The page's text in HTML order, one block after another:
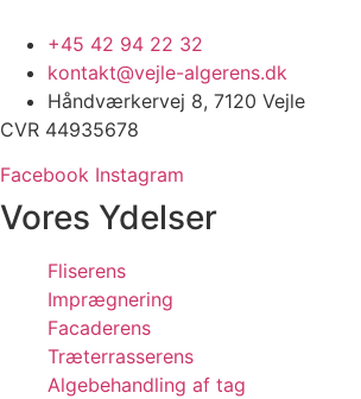
+45 42 94 22 32
kontakt@vejle-algerens.dk
Håndværkervej 8, 7120 Vejle
CVR 44935678
Facebook Instagram
Vores Ydelser
Fliserens
Imprægnering
Facaderens
Træterrasserens
Algebehandling af tag